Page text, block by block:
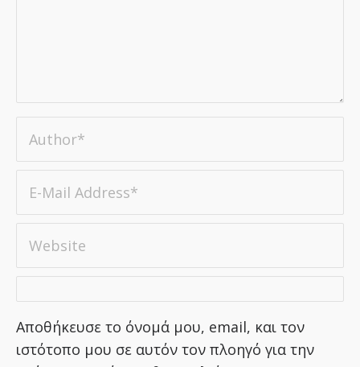
Αποθήκευσε το όνομά μου, email, και τον
ιστότοπο μου σε αυτόν τον πλοηγό για την